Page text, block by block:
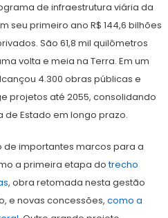
de infraestrutura viária da
seu primeiro ano R$ 144,6 bilhões
São 61,8 mil quilômetros
volta e meia na Terra. Em um
4.300 obras públicas e
projetos até 2055, consolidando
Estado em longo prazo.
importantes marcos para a
a primeira etapa dotrecho
, obra retomada nesta gestão
e novas concessões, como a